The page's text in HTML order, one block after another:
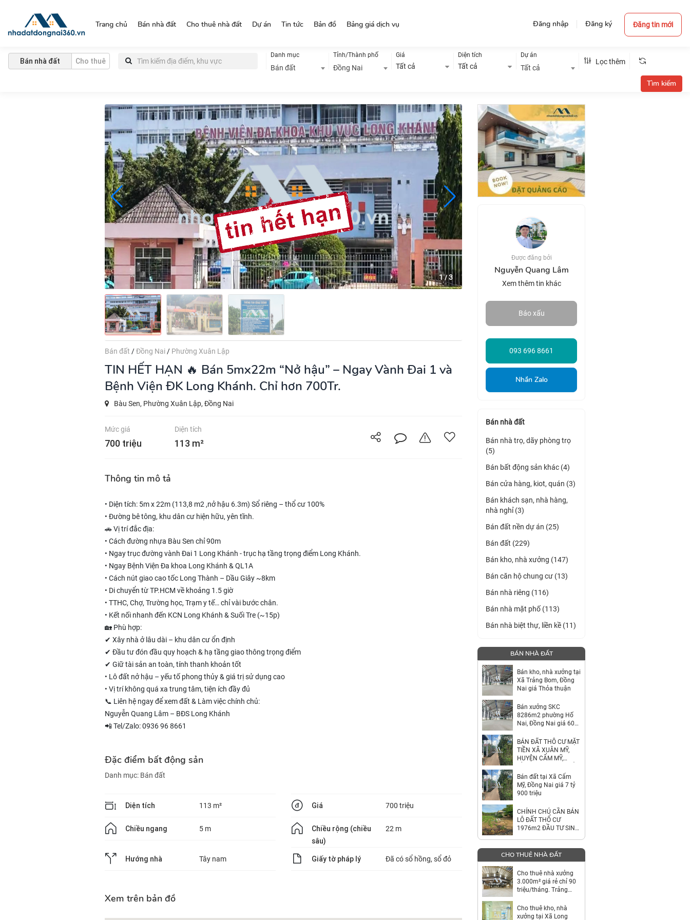
Đăng nhập Đăng ký Đăng tin mới
Trang chủ Bán nhà đất Cho thuê nhà đất Dự án Tin tức Bản đồ Bảng giá dịch vụ
Bán nhà đất Cho thuê
Danh mục
Bán đất
Tỉnh/Thành phố
Đồng Nai
Giá
Tất cả
Diện tích
Tất cả
Dự án
Tất cả
Lọc thêm
1/3
Bán đất /Đồng Nai / Phường Xuân Lập
TIN HẾT HẠN 🔥 Bán 5mx22m “Nở hậu” – Ngay Vành Đai 1 và
Bệnh Viện ĐK Long Khánh. Chỉ hơn 700Tr.
Bàu Sen, Phường Xuân Lập, Đồng Nai
Mức giá
700 triệu
Diện tích
113 m²
Thông tin mô tả
• Diện tích: 5m x 22m (113,8 m2 ,nở hậu 6.3m) Sổ riêng – thổ cư 100%
• Đường bê tông, khu dân cư hiện hữu, yên tĩnh.
🚗 Vị trí đắc địa:
• Cách đường nhựa Bàu Sen chỉ 90m
• Ngay trục đường vành Đai 1 Long Khánh - trục hạ tầng trọng điểm Long Khánh.
• Ngay Bệnh Viện Đa khoa Long Khánh & QL1A
• Cách nút giao cao tốc Long Thành – Dầu Giây ~8km
• Di chuyển từ TP.HCM về khoảng 1.5 giờ
• TTHC, Chợ, Trường học, Trạm y tế… chỉ vài bước chân.
• Kết nối nhanh đến KCN Long Khánh & Suối Tre (~15p)
🏡 Phù hợp:
✔ Xây nhà ở lâu dài – khu dân cư ổn định
✔ Đầu tư đón đầu quy hoạch & hạ tầng giao thông trọng điểm
✔ Giữ tài sản an toàn, tính thanh khoản tốt
• Lô đất nở hậu – yếu tố phong thủy & giá trị sử dụng cao
• Vị trí không quá xa trung tâm, tiện ích đầy đủ
📞 Liên hệ ngay để xem đất & Làm việc chính chủ:
Nguyễn Quang Lâm – BĐS Long Khánh
📲 Tel/Zalo: 0936 96 8661
Đặc điểm bất động sản
Danh mục: Bán đất
Diện tích 113 m² Giá 700 triệu
Chiều ngang 5 m
Chiều rộng (chiều
sâu)
22 m
Hướng nhà Tây nam Giấy tờ pháp lý Đã có sổ hồng, sổ đỏ
Xem trên bản đồ
Được đăng bởi
Nguyễn Quang Lâm
Xem thêm tin khác
Báo xấu
093 696 8661
Nhắn Zalo
Bán nhà đất
Bán nhà trọ, dãy phòng trọ
(5)
Bán bất động sản khác (4)
Bán cửa hàng, kiot, quán (3)
Bán khách sạn, nhà hàng,
nhà nghỉ (3)
Bán đất nền dự án (25)
Bán đất (229)
Bán kho, nhà xưởng (147)
Bán căn hộ chung cư (13)
Bán nhà riêng (116)
Bán nhà mặt phố (113)
Bán nhà biệt thự, liền kề (11)
BÁN NHÀ ĐẤT
Bán kho, nhà xưởng tại
Xã Trảng Bom, Đồng
Nai giá Thỏa thuận
Bán xưởng SKC
8286m2 phường Hố
Nai, Đồng Nai giá 60
BÁN ĐẤT THỔ CƯ MẶT
TIỀN XÃ XUÂN MỸ,
HUYỆN CẨM MỸ,
7,9 TỶ
Bán đất tại Xã Cẩm
Mỹ, Đồng Nai giá 7 tỷ
900 triệu
CHÍNH CHỦ CẦN BÁN
LÔ ĐẤT THỔ CƯ
1976m2 ĐẦU TƯ SINH
CHO THUÊ NHÀ ĐẤT
Cho thuê nhà xưởng
3.000m² giá rẻ chỉ 90
triệu/tháng. Trảng
Cho thuê kho, nhà
xưởng tại Xã Long